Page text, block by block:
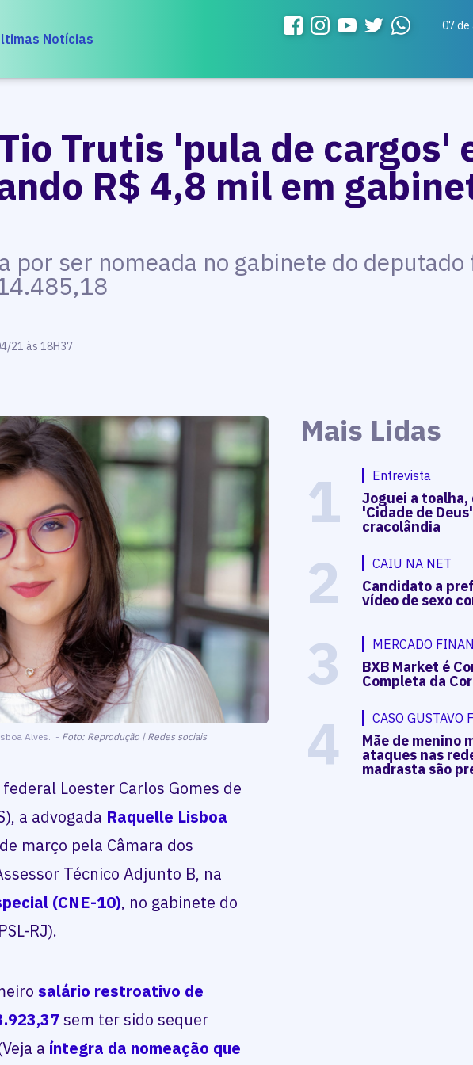
Notícias
07 de
Trutis 'pula de cargos'
R$ 4,8 mil em
por ser nomeada no gabinete do
21 às 18H37
Alves. - Foto: Reprodução | Redes sociais
Loester Carlos Gomes de
a advogada Raquelle Lisboa
março pela Câmara dos
Técnico Adjunto B, na
(CNE-10), no gabinete do
RJ).
salário restroativo de
sem ter sido sequer
a íntegra da nomeação que
Mais Lidas
1 Entrevista
Joguei a
'Cidade de
cracolândia
2 CAIU NA NET
Candidato a
vídeo de sexo
3 MERCADO
BXB Market é
Completa da
4 CASO GUSTAVO
Mãe de menino
ataques nas
madrasta são